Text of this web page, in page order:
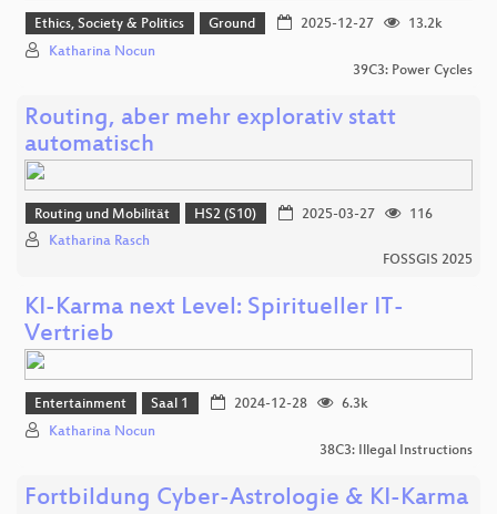
Ethics, Society & Politics Ground 2025-12-27
13.2k
Katharina Nocun
39C3: Power Cycles
Routing, aber mehr explorativ statt
automatisch
Routing und Mobilität HS2 (S10) 2025-03-27
116
Katharina Rasch
FOSSGIS 2025
KI-Karma next Level: Spiritueller IT-
Vertrieb
Entertainment Saal 1 2024-12-28
6.3k
Katharina Nocun
38C3: Illegal Instructions
Fortbildung Cyber-Astrologie & KI-Karma